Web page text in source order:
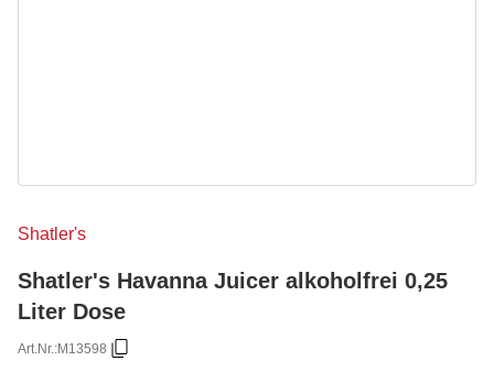
Shatler's
Shatler's Havanna Juicer alkoholfrei 0,25
Liter Dose
Art.Nr.:M13598